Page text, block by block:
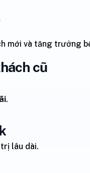
mới và tăng trưởng
cũ
.
lâu dài.